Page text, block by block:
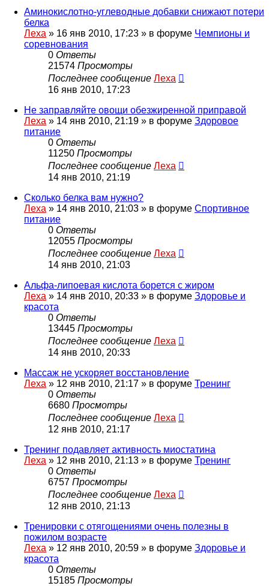
Аминокислотно-углеводные добавки снижают потери
белка
Леха » 16 янв 2010, 17:23 » в форуме Чемпионы и
соревнования
0 Ответы
21574 Просмотры
Последнее сообщение Леха
16 янв 2010, 17:23
Не заправляйте овощи обезжиренной приправой
Леха » 14 янв 2010, 21:19 » в форуме Здоровое
питание
0 Ответы
11250 Просмотры
Последнее сообщение Леха
14 янв 2010, 21:19
Сколько белка вам нужно?
Леха » 14 янв 2010, 21:03 » в форуме Спортивное
питание
0 Ответы
12055 Просмотры
Последнее сообщение Леха
14 янв 2010, 21:03
Альфа-липоевая кислота борется с жиром
Леха » 14 янв 2010, 20:33 » в форуме Здоровье и
красота
0 Ответы
13445 Просмотры
Последнее сообщение Леха
14 янв 2010, 20:33
Массаж не ускоряет восстановление
Леха » 12 янв 2010, 21:17 » в форуме Тренинг
0 Ответы
6680 Просмотры
Последнее сообщение Леха
12 янв 2010, 21:17
Тренинг подавляет активность миостатина
Леха » 12 янв 2010, 21:13 » в форуме Тренинг
0 Ответы
6757 Просмотры
Последнее сообщение Леха
12 янв 2010, 21:13
Тренировки с отягощениями очень полезны в
пожилом возрасте
Леха » 12 янв 2010, 20:59 » в форуме Здоровье и
красота
0 Ответы
15185 Просмотры